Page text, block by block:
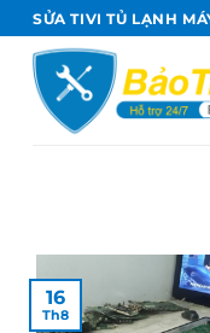
qua
dung
SỬA TIVI TỦ LẠNH
16
Th8